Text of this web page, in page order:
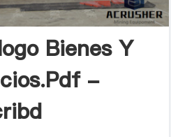
Bienes Y
-